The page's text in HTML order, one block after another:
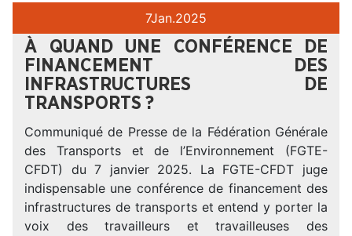
7Jan.2025
À QUAND UNE CONFÉRENCE DE
FINANCEMENT DES
INFRASTRUCTURES DE
TRANSPORTS ?
Communiqué de Presse de la Fédération Générale
des Transports et de l’Environnement (FGTE-
CFDT) du 7 janvier 2025. La FGTE-CFDT juge
indispensable une conférence de financement des
infrastructures de transports et entend y porter la
voix des travailleurs et travailleuses des